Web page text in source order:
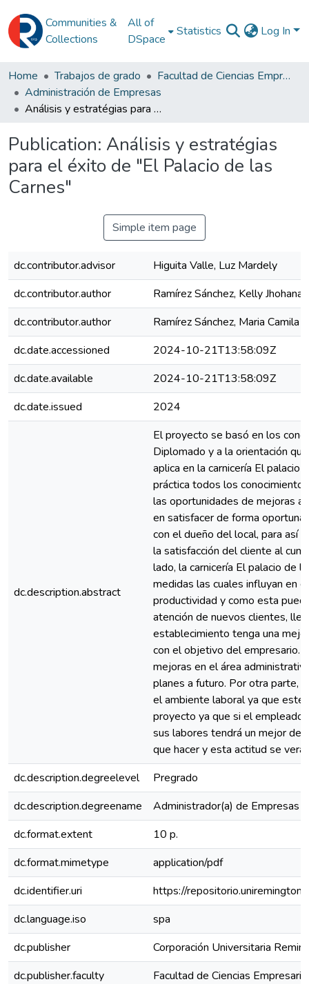
Communities &
Collections
All of
DSpace
Statistics Log In
Home Trabajos de grado
Facultad de Ciencias Empresariales
Administración de Empresas
Análisis y estratégias para el éxito de "El Palacio de las Carnes"
Publication: Análisis y estratégias
para el éxito de "El Palacio de las
Carnes"
Simple item page
dc.contributor.advisor
Higuita Valle, Luz Mardely
dc.contributor.author
Ramírez Sánchez, Kelly Jhohana
dc.contributor.author
Ramírez Sánchez, Maria Camila
dc.date.accessioned
2024-10-21T13:58:09Z
dc.date.available
2024-10-21T13:58:09Z
dc.date.issued
2024
dc.description.abstract
El proyecto se basó en los
Diplomado y a la orientación
aplica en la carnicería El palacio
práctica todos los
las oportunidades de mejoras a
en satisfacer de forma
con el dueño del local, para así
la satisfacción del cliente al
lado, la carnicería El palacio de
medidas las cuales influyan en
productividad y como esta
atención de nuevos clientes,
establecimiento tenga una
con el objetivo del empresario.
mejoras en el área
planes a futuro. Por otra parte,
el ambiente laboral ya que este
proyecto ya que si el
sus labores tendrá un mejor
que hacer y esta actitud se
dc.description.degreelevel
Pregrado
dc.description.degreename
Administrador(a) de Empresas
dc.format.extent
10 p.
dc.format.mimetype
application/pdf
dc.identifier.uri
https://
dc.language.iso
spa
dc.publisher
Corporación Universitaria
dc.publisher.faculty
Facultad de Ciencias